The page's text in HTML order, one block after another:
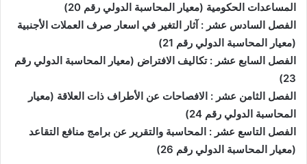
المساعدات الحكومية (معيار المحاسبة الدولي رقم 20)
الفصل السادس عشر : آثار التغير في اسعار صرف العملات الأجنبية
(معيار المحاسبة الدولي رقم 21)
الفصل السابع عشر : تكاليف الافتراض (معيار المحاسبة الدولي رقم
23)
الفصل الثامن عشر : الافصاحات عن الأطراف ذات العلاقة (معيار
المحاسبة الدولي رقم 24)
الفصل التاسع عشر : المحاسبة والتقرير عن برامج منافع التقاعد
(معيار المحاسبة الدولي رقم 26)